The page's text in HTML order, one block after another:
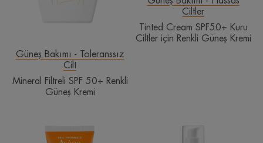
Güneş Bakımı - Toleranssız
Cilt
Mineral Filtreli SPF 50+ Renkli
Güneş Kremi
Ciltler
Tinted Cream SPF50+ Kuru
Ciltler için Renkli Güneş Kremi
Fluid